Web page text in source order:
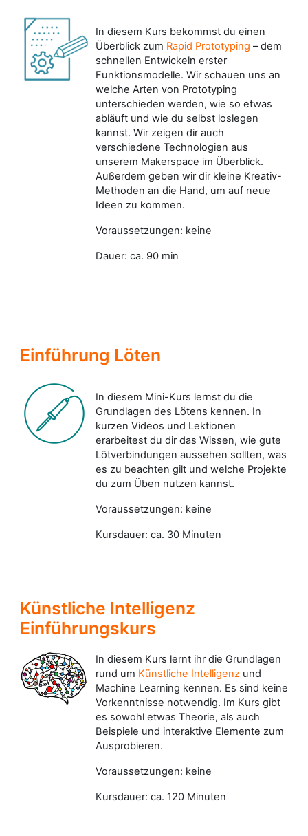
In diesem Kurs bekommst du einen
Überblick zum Rapid Prototyping – dem
schnellen Entwickeln erster
Funktionsmodelle. Wir schauen uns an
welche Arten von Prototyping
unterschieden werden, wie so etwas
abläuft und wie du selbst loslegen
kannst. Wir zeigen dir auch
verschiedene Technologien aus
unserem Makerspace im Überblick.
Außerdem geben wir dir kleine Kreativ-
Methoden an die Hand, um auf neue
Ideen zu kommen.
Voraussetzungen: keine
Dauer: ca. 90 min
Einführung Löten
In diesem Mini-Kurs lernst du die
Grundlagen des Lötens kennen. In
kurzen Videos und Lektionen
erarbeitest du dir das Wissen, wie gute
Lötverbindungen aussehen sollten, was
es zu beachten gilt und welche Projekte
du zum Üben nutzen kannst.
Voraussetzungen: keine
Kursdauer: ca. 30 Minuten
Künstliche Intelligenz
Einführungskurs
In diesem Kurs lernt ihr die Grundlagen
rund um Künstliche Intelligenz und
Machine Learning kennen. Es sind keine
Vorkenntnisse notwendig. Im Kurs gibt
es sowohl etwas Theorie, als auch
Beispiele und interaktive Elemente zum
Ausprobieren.
Voraussetzungen: keine
Kursdauer: ca. 120 Minuten